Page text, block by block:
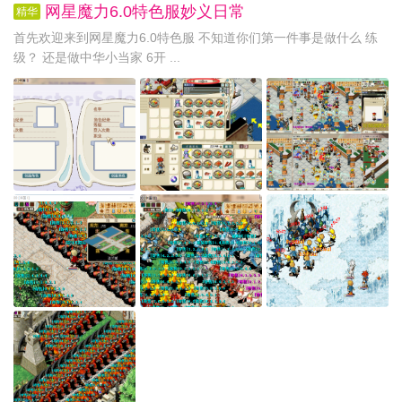
精华 网星魔力6.0特色服妙义日常
首先欢迎来到网星魔力6.0特色服 不知道你们第一件事是做什么 练
级？ 还是做中华小当家 6开 ...